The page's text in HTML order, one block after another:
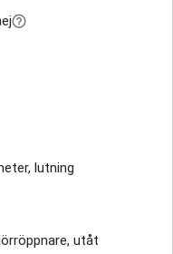
lutning
utåt